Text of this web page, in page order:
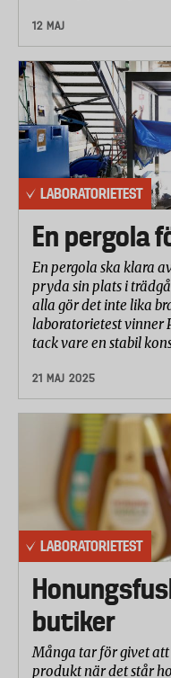
12 MAJ
LABORATORIETEST
En pergola
En pergola ska klara
pryda sin plats i
alla gör det inte lika
laboratorietest vinner
tack vare en stabil
21 MAJ 2025
LABORATORIETEST
butiker
Många tar för givet
produkt när det står